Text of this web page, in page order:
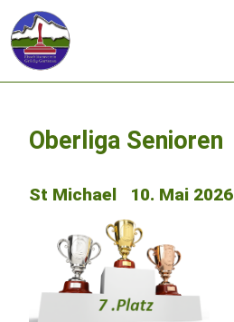
Oberliga Senioren
St Michael 10. Mai 2026